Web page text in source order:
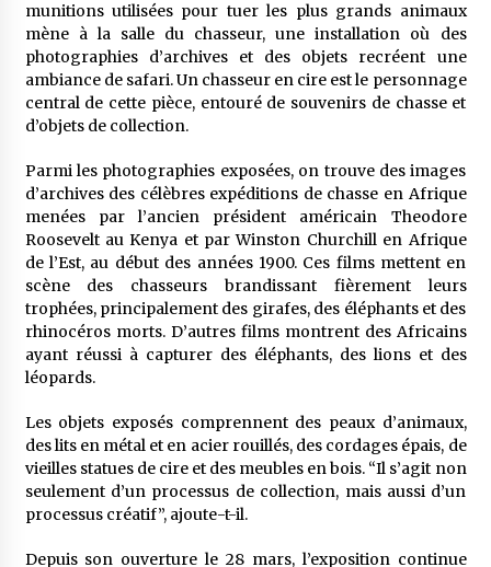
munitions utilisées pour tuer les plus grands animaux
mène à la salle du chasseur, une installation où des
photographies d’archives et des objets recréent une
ambiance de safari. Un chasseur en cire est le personnage
central de cette pièce, entouré de souvenirs de chasse et
d’objets de collection.
Parmi les photographies exposées, on trouve des images
d’archives des célèbres expéditions de chasse en Afrique
menées par l’ancien président américain Theodore
Roosevelt au Kenya et par Winston Churchill en Afrique
de l’Est, au début des années 1900. Ces films mettent en
scène des chasseurs brandissant fièrement leurs
trophées, principalement des girafes, des éléphants et des
rhinocéros morts. D’autres films montrent des Africains
ayant réussi à capturer des éléphants, des lions et des
léopards.
Les objets exposés comprennent des peaux d’animaux,
des lits en métal et en acier rouillés, des cordages épais, de
vieilles statues de cire et des meubles en bois. “Il s’agit non
seulement d’un processus de collection, mais aussi d’un
processus créatif”, ajoute-t-il.
Depuis son ouverture le 28 mars, l’exposition continue